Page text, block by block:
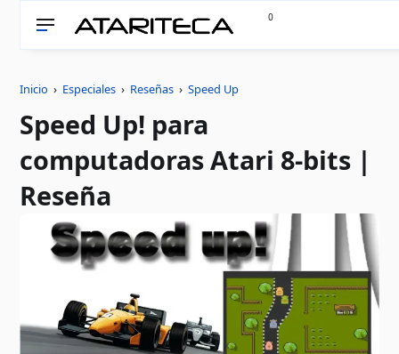
0
Inicio › Especiales › Reseñas ›Speed Up
Speed Up! para
computadoras Atari 8-bits |
Reseña